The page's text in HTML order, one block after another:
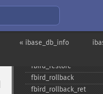
« ibase_db_info
fbird_​num_​params
fbird_​pconnect
fbird_​prepare
fbird_​restore
fbird_​rollback
fbird_​rollback_​ret